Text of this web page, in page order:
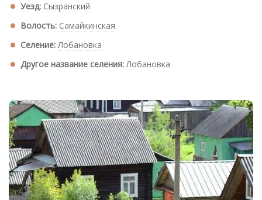
Уезд: Сызранский
Волость: Самайкинская
Селение: Лобановка
Другое название селения:Лобановка